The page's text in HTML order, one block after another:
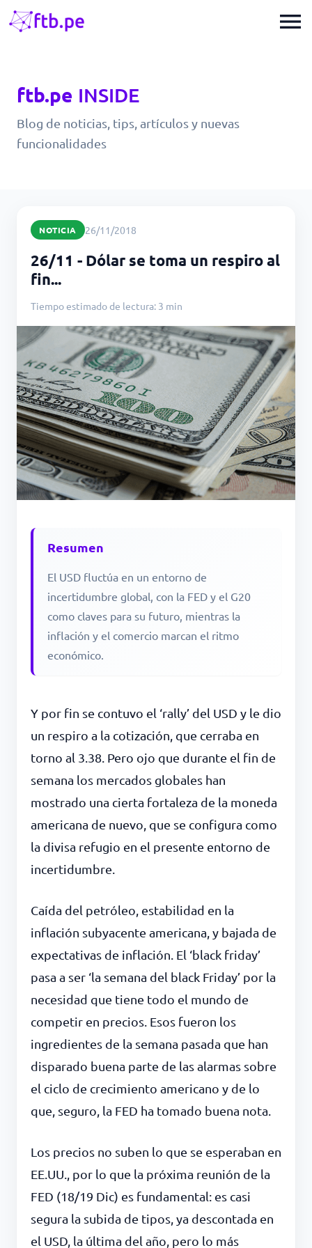
menu
ftb.pe INSIDE
Blog de noticias, tips, artículos y nuevas
funcionalidades
NOTICIA 26/11/2018
26/11 - Dólar se toma un respiro al
fin...
Tiempo estimado de lectura: 3 min
Resumen
El USD fluctúa en un entorno de
incertidumbre global, con la FED y el G20
como claves para su futuro, mientras la
inflación y el comercio marcan el ritmo
económico.
Y por fin se contuvo el ‘rally’ del USD y le dio
un respiro a la cotización, que cerraba en
torno al 3.38. Pero ojo que durante el fin de
semana los mercados globales han
mostrado una cierta fortaleza de la moneda
americana de nuevo, que se configura como
la divisa refugio en el presente entorno de
incertidumbre.
Caída del petróleo, estabilidad en la
inflación subyacente americana, y bajada de
expectativas de inflación. El ‘black friday’
pasa a ser ‘la semana del black Friday’ por la
necesidad que tiene todo el mundo de
competir en precios. Esos fueron los
ingredientes de la semana pasada que han
disparado buena parte de las alarmas sobre
el ciclo de crecimiento americano y de lo
que, seguro, la FED ha tomado buena nota.
Los precios no suben lo que se esperaban en
EE.UU., por lo que la próxima reunión de la
FED (18/19 Dic) es fundamental: es casi
segura la subida de tipos, ya descontada en
el USD, la última del año, pero lo más